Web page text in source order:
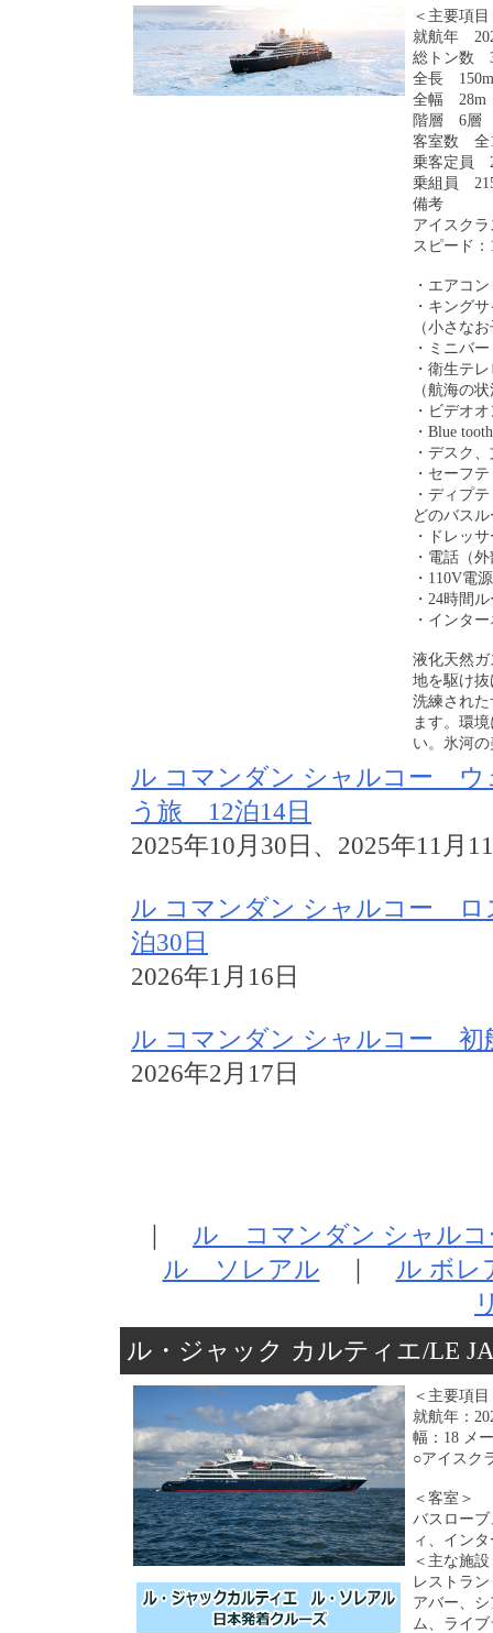
＜主要項
就航年
総トン数
全長 150m
全幅 28m
階層 6層
客室数 全
乗客定員
乗組員
備考
アイスク
スピード
・エアコン
・キング
（小さな
・ミニバー
・衛生テ
（航海の
・ビデオ
・Blue
・デスク
・セーフ
・ディプ
どのバス
・ドレッ
・電話（
・110V電
・24時間
・インタ
液化天然
地を駆け
洗練され
ます。環
い。氷河
ル コマンダン シャルコー ウ
う旅 12泊14日
2025年10月30日、2025年11月
ル コマンダン シャルコー
泊30日
2026年1月16日
ル コマンダン シャルコー 初
2026年2月17日
ル コマンダン シャルコ
ル ソレアル
ル ボレ
ル・ジャック カルティエ/LE
＜主要項
就航年：
幅：18 メ
○アイスク
＜客室＞
バスロー
ィ、イン
＜主な施
レストラ
アバー、
ム、ライ